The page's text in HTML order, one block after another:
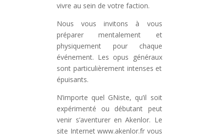
vivre au sein de votre faction.
Nous vous invitons à vous
préparer mentalement et
physiquement pour chaque
événement. Les opus généraux
sont particulièrement intenses et
épuisants.
N’importe quel GNiste, qu’il soit
expérimenté ou débutant peut
venir s’aventurer en Akenlor. Le
site Internet www.akenlor.fr vous